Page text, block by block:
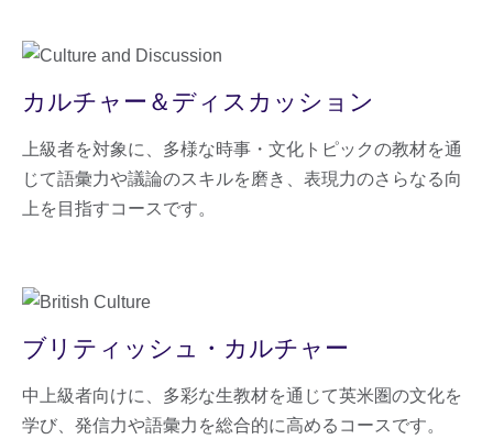
カルチャー＆ディスカッション
上級者を対象に、多様な時事・文化トピックの教材を通
じて語彙力や議論のスキルを磨き、表現力のさらなる向
上を目指すコースです。
ブリティッシュ・カルチャー
中上級者向けに、多彩な生教材を通じて英米圏の文化を
学び、発信力や語彙力を総合的に高めるコースです。